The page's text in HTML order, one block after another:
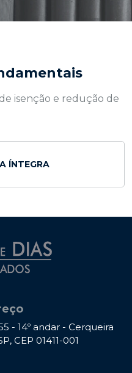
isenção e redução de
ÍNTEGRA
- 14º andar - Cerqueira
CEP 01411-001